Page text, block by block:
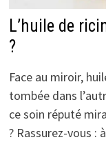
L’huile de
?
Face au miroir,
tombée dans
ce soin réputé
? Rassurez-vous :